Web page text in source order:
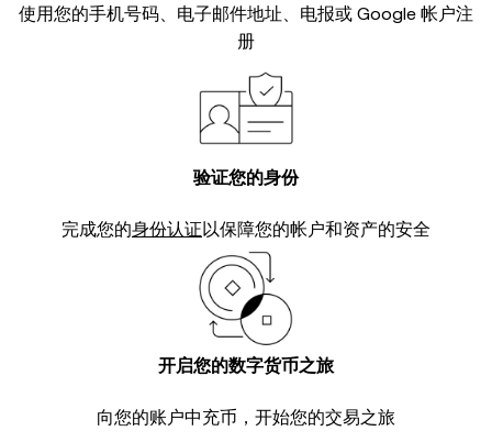
使用您的手机号码、电子邮件地址、电报或 Google 帐户注
册
验证您的身份
完成您的身份认证以保障您的帐户和资产的安全
开启您的数字货币之旅
向您的账户中充币，开始您的交易之旅